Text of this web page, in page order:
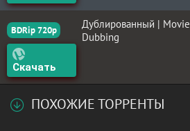
BDRip 720p
Дублированный | Movie
Dubbing
Скачать
ПОХОЖИЕ ТОРРЕНТЫ